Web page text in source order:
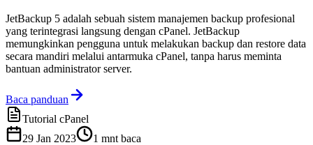
JetBackup 5 adalah sebuah sistem manajemen backup profesional
yang terintegrasi langsung dengan cPanel. JetBackup
memungkinkan pengguna untuk melakukan backup dan restore data
secara mandiri melalui antarmuka cPanel, tanpa harus meminta
bantuan administrator server.
Baca panduan
Tutorial cPanel
29 Jan 2023
1 mnt baca